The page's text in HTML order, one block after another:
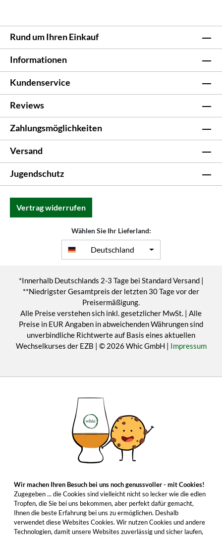
Rund um Ihren Einkauf
Informationen
Kundenservice
Reviews
Zahlungsmöglichkeiten
Versand
Jugendschutz
Vertrag widerrufen
Wählen Sie Ihr Lieferland:
Deutschland
*Innerhalb Deutschlands 2-3 Tage bei Standard Versand |
**Niedrigster Gesamtpreis der letzten 30 Tage vor der
Preisermäßigung.
Alle Preise verstehen sich inkl. gesetzlicher MwSt. | Alle
Preise in EUR Angaben in abweichenden Währungen sind
unverbindliche Richtwerte auf Basis eines aktuellen
Wechselkurses der EZB | © 2026 Whic GmbH | Impressum
Wir machen Ihren Besuch bei uns noch genussvoller - mit Cookies!
Zugegeben ... die Cookies sind vielleicht nicht so lecker wie die edlen
Tropfen, die Sie bei uns bekommen, aber perfekt dafür gemacht,
Ihnen die beste Erfahrung bei uns zu ermöglichen. Deshalb
verwendet diese Websites Cookies. Wir nutzen Cookies und andere
Technologien, damit unsere Websites zuverlässig und sicher laufen,